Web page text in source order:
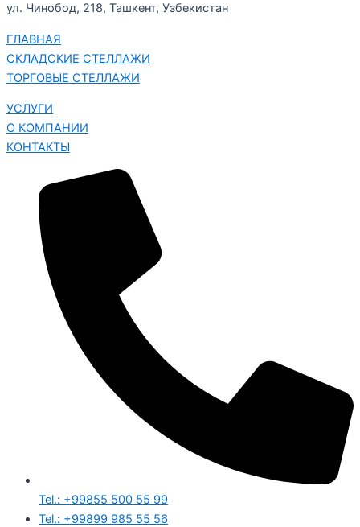
ул. Чинобод, 218, Ташкент, Узбекистан
ГЛАВНАЯ
СКЛАДСКИЕ СТЕЛЛАЖИ
ТОРГОВЫЕ СТЕЛЛАЖИ
УСЛУГИ
О КОМПАНИИ
КОНТАКТЫ
Tel.: +99855 500 55 99
Tel.: +99899 985 55 56